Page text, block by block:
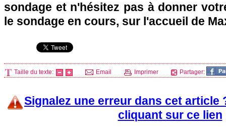
sondage et n'hésitez pas à donner
le sondage en cours, sur l'accueil de
Taille du texte: Email Imprimer Partager:
Signalez une erreur dans cet article
cliquant sur ce lien